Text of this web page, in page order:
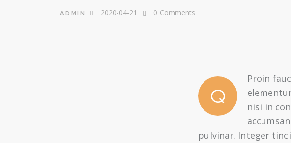
ADMIN 2020-04-21 0 Comments
Q
Proin
nisi in
pulvinar. Integer